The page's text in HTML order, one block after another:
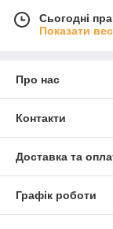
Сьогодні
Показати
Про нас
Контакти
Доставка та
Графік роботи